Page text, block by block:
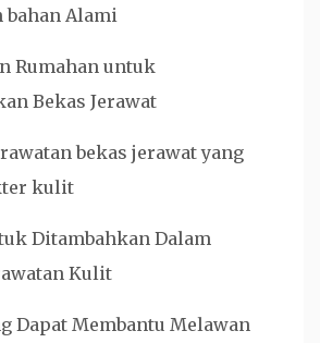
bahan Alami
Rumahan untuk
Bekas Jerawat
bekas jerawat yang
kulit
Ditambahkan Dalam
Kulit
Dapat Membantu Melawan